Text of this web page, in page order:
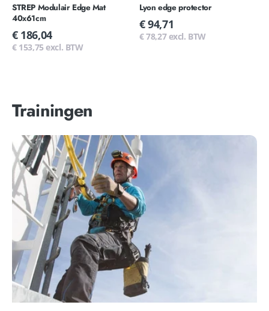
STREP Modulair Edge Mat
40x61cm
Normale
prijs
€ 186,04
€ 153,75 excl. BTW
Lyon edge protector
Normale
prijs
€ 94,71
€ 78,27 excl. BTW
Trainingen
Training
-
Veilig
werken
op
hoogte
Basis